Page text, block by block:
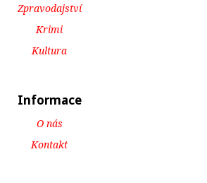
Zpravodajství
Krimi
Kultura
Informace
O nás
Kontakt